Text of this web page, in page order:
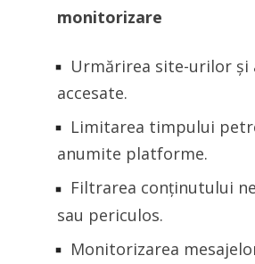
monitorizare
Urmărirea site-urilor și
accesate.
Limitarea timpului
anumite platforme.
Filtrarea conținutului
sau periculos.
Monitorizarea